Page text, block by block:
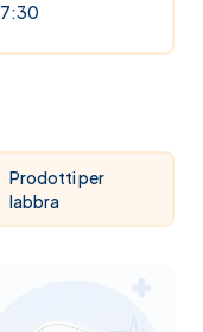
Prodotti per
labbra